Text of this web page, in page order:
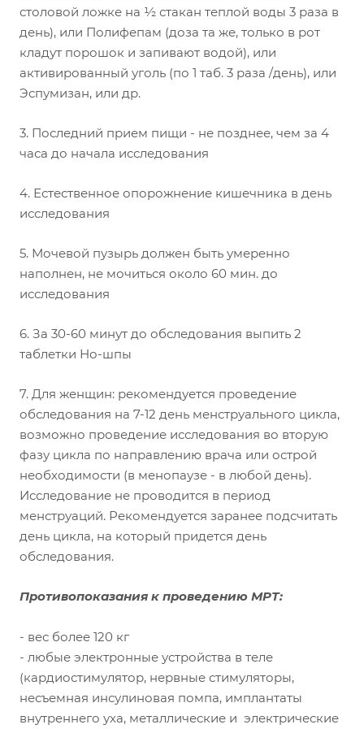
столовой ложке на ½ стакан теплой воды 3 раза в
день), или Полифепам (доза та же, только в рот
кладут порошок и запивают водой), или
активированный уголь (по 1 таб. 3 раза /день), или
Эспумизан, или др.
3. Последний прием пищи - не позднее, чем за 4
часа до начала исследования
4. Естественное опорожнение кишечника в день
исследования
5. Мочевой пузырь должен быть умеренно
наполнен, не мочиться около 60 мин. до
исследования
6. За 30-60 минут до обследования выпить 2
таблетки Но-шпы
7. Для женщин: рекомендуется проведение
обследования на 7-12 день менструального цикла,
возможно проведение исследования во вторую
фазу цикла по направлению врача или острой
необходимости (в менопаузе - в любой день).
Исследование не проводится в период
менструаций. Рекомендуется заранее подсчитать
день цикла, на который придется день
обследования.
Противопоказания к проведению МРТ:
- вес более 120 кг
- любые электронные устройства в теле
(кардиостимулятор, нервные стимуляторы,
несъемная инсулиновая помпа, имплантаты
внутреннего уха, металлические и электрические